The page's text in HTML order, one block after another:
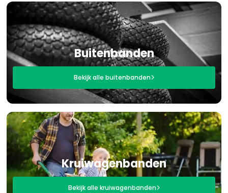
Buitenbanden
Bekijk alle buitenbanden
Kruiwagenbanden
Bekijk alle kruiwagenbanden